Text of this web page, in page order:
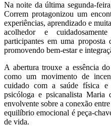
Na noite da última segunda-
Correm protagonizou um
experiências, aprendizado e
acolhedor e
participantes em uma
promovendo bem-estar e
A abertura trouxe a essência
como um movimento de
cuidado com a saúde física
psicóloga e psicanalista Maria
envolvente sobre a conexão
equilíbrio emocional é peça-
de vida.